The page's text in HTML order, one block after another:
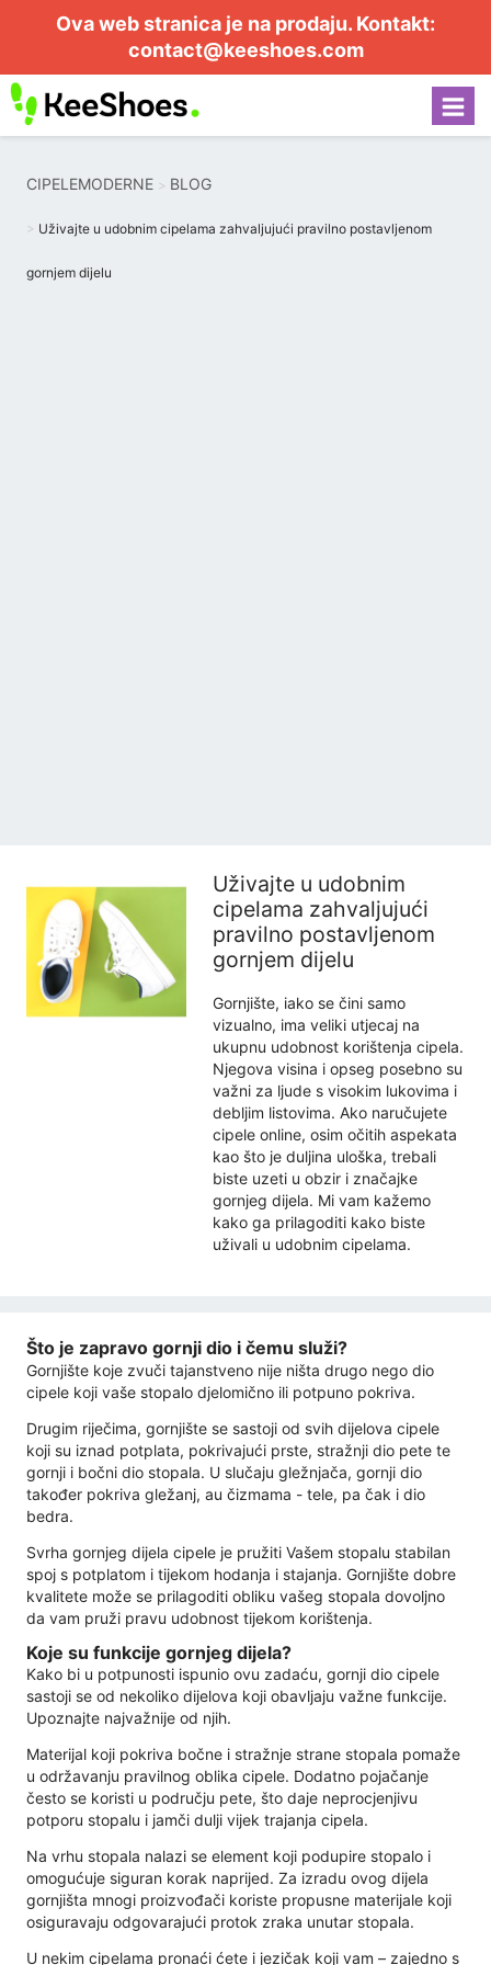
Ova web stranica je na prodaju. Kontakt:
contact@keeshoes.com
CIPELEMODERNE BLOG
Uživajte u udobnim cipelama zahvaljujući pravilno postavljenom
gornjem dijelu
Uživajte u udobnim
cipelama zahvaljujući
pravilno postavljenom
gornjem dijelu
Gornjište, iako se čini samo
vizualno, ima veliki utjecaj na
ukupnu udobnost korištenja cipela.
Njegova visina i opseg posebno su
važni za ljude s visokim lukovima i
debljim listovima. Ako naručujete
cipele online, osim očitih aspekata
kao što je duljina uloška, ​​trebali
biste uzeti u obzir i značajke
gornjeg dijela. Mi vam kažemo
kako ga prilagoditi kako biste
uživali u udobnim cipelama.
Što je zapravo gornji dio i čemu služi?
Gornjište koje zvuči tajanstveno nije ništa drugo nego dio
cipele koji vaše stopalo djelomično ili potpuno pokriva.
Drugim riječima, gornjište se sastoji od svih dijelova cipele
koji su iznad potplata, pokrivajući prste, stražnji dio pete te
gornji i bočni dio stopala. U slučaju gležnjača, gornji dio
također pokriva gležanj, au čizmama - tele, pa čak i dio
bedra.
Svrha gornjeg dijela cipele je pružiti Vašem stopalu stabilan
spoj s potplatom i tijekom hodanja i stajanja. Gornjište dobre
kvalitete može se prilagoditi obliku vašeg stopala dovoljno
da vam pruži pravu udobnost tijekom korištenja.
Koje su funkcije gornjeg dijela?
Kako bi u potpunosti ispunio ovu zadaću, gornji dio cipele
sastoji se od nekoliko dijelova koji obavljaju važne funkcije.
Upoznajte najvažnije od njih.
Materijal koji pokriva bočne i stražnje strane stopala pomaže
u održavanju pravilnog oblika cipele. Dodatno pojačanje
često se koristi u području pete, što daje neprocjenjivu
potporu stopalu i jamči dulji vijek trajanja cipela.
Na vrhu stopala nalazi se element koji podupire stopalo i
omogućuje siguran korak naprijed. Za izradu ovog dijela
gornjišta mnogi proizvođači koriste propusne materijale koji
osiguravaju odgovarajući protok zraka unutar stopala.
U nekim cipelama pronaći ćete i jezičak koji vam – zajedno s